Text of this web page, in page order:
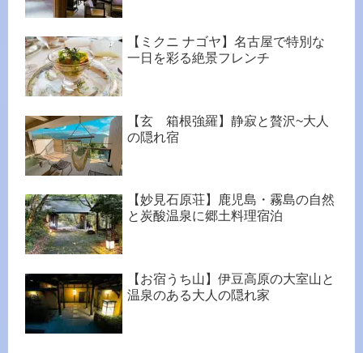
【ミクニ ナゴヤ】名古屋で特別な
一日を彩る絶景フレンチ
【玄 箱根強羅】静寂と贅沢~大人
の隠れ宿
【妙見石原荘】鹿児島・霧島の自然
と炭酸温泉に郷土料理宿泊
【お宿うち山】伊豆高原の大室山と
温泉のある大人の隠れ家